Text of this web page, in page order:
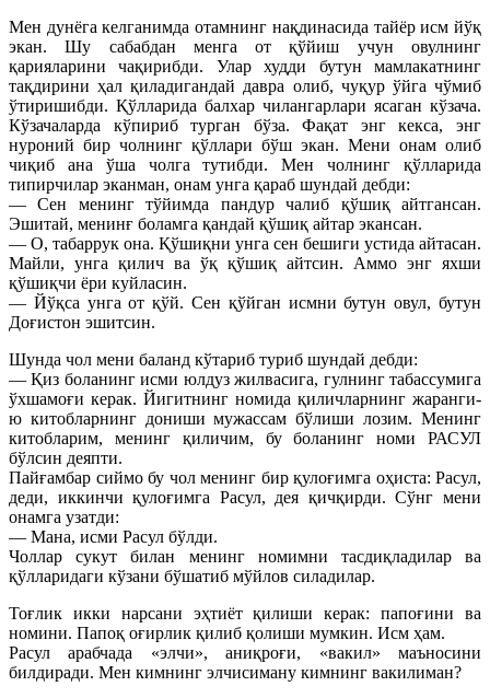
Мен дунёга келганимда отамнинг нақдинасида тайёр исм йўқ
экан. Шу сабабдан менга от қўйиш учун овулнинг
қарияларини чақирибди. Улар худди бутун мамлакатнинг
тақдирини ҳал қиладигандай давра олиб, чуқур ўйга чўмиб
ўтиришибди. Қўлларида балхар чилангарлари ясаган кўзача.
Кўзачаларда кўпириб турган бўза. Фақат энг кекса, энг
нуроний бир чолнинг қўллари бўш экан. Мени онам олиб
чиқиб ана ўша чолга тутибди. Мен чолнинг қўлларида
типирчилар эканман, онам унга қараб шундай дебди:
— Сен менинг тўйимда пандур чалиб қўшиқ айтгансан.
Эшитай, менинғ боламга қандай қўшиқ айтар экансан.
— О, табаррук она. Қўшиқни унга сен бешиги устида айтасан.
Майли, унга қилич ва ўқ қўшиқ айтсин. Аммо энг яхши
қўшиқчи ёри куйласин.
— Йўқса унга от қўй. Сен қўйган исмни бутун овул, бутун
Доғистон эшитсин.
Шунда чол мени баланд кўтариб туриб шундай дебди:
— Қиз боланинг исми юлдуз жилвасига, гулнинг табассумига
ўхшамоғи керак. Йигитнинг номида қиличларнинг жаранги-
ю китобларнинг дониши мужассам бўлиши лозим. Менинг
китобларим, менинг қиличим, бу боланинг номи РАСУЛ
бўлсин деяпти.
Пайғамбар сиймо бу чол менинг бир қулоғимга оҳиста: Расул,
деди, иккинчи қулоғимга Расул, дея қичқирди. Сўнг мени
онамга узатди:
— Мана, исми Расул бўлди.
Чоллар сукут билан менинг номимни тасдиқладилар ва
қўлларидаги кўзани бўшатиб мўйлов силадилар.
Тоғлик икки нарсани эҳтиёт қилиши керак: папоғини ва
номини. Папоқ оғирлик қилиб қолиши мумкин. Исм ҳам.
Расул арабчада «элчи», аниқроғи, «вакил» маъносини
билдиради. Мен кимнинг элчисиману кимнинг вакилиман?